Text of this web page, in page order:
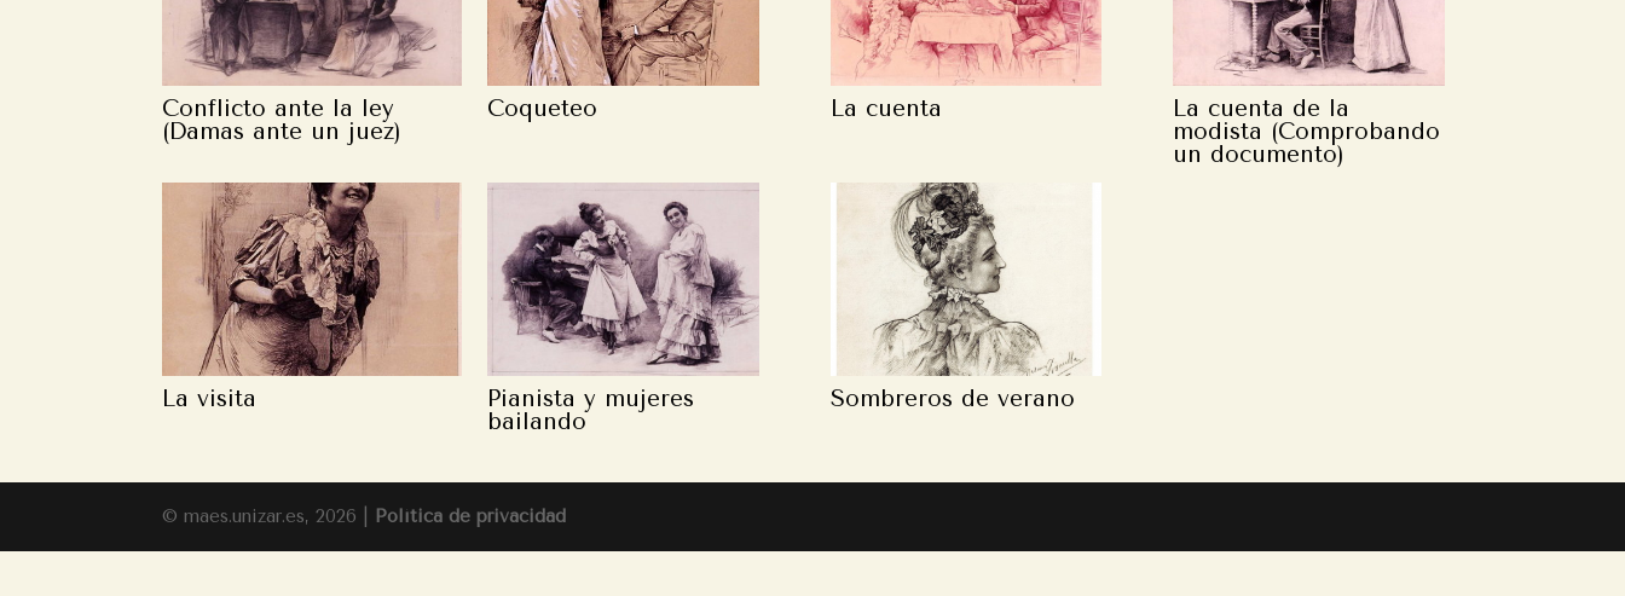
Conflicto ante la ley
(Damas ante un juez)
Coqueteo La cuenta
La cuenta de la
modista (Comprobando
un documento)
La visita
Pianista y mujeres
bailando
Sombreros de verano
© maes.unizar.es, 2026 | Política de privacidad